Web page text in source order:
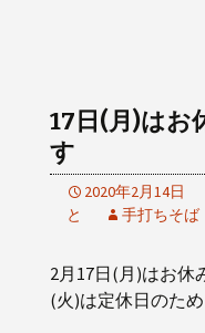
17日(月)はお
す
2020年2月14日
と
手打ちそ
2月17日(月)はお休
(火)は定休日のた